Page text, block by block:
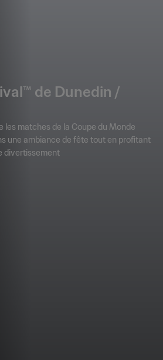
de Dunedin /
les matches de la Coupe du Monde
une ambiance de fête tout en profitant
divertissement